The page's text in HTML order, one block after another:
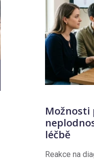
Možnosti
léčbě
Reakce na